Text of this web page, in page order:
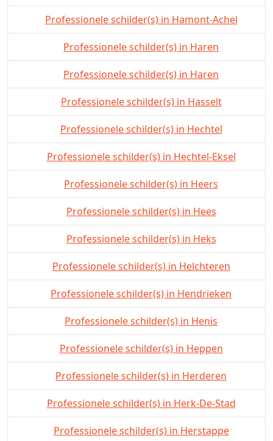
Professionele schilder(s) in Hamont-Achel
Professionele schilder(s) in Haren
Professionele schilder(s) in Haren
Professionele schilder(s) in Hasselt
Professionele schilder(s) in Hechtel
Professionele schilder(s) in Hechtel-Eksel
Professionele schilder(s) in Heers
Professionele schilder(s) in Hees
Professionele schilder(s) in Heks
Professionele schilder(s) in Helchteren
Professionele schilder(s) in Hendrieken
Professionele schilder(s) in Henis
Professionele schilder(s) in Heppen
Professionele schilder(s) in Herderen
Professionele schilder(s) in Herk-De-Stad
Professionele schilder(s) in Herstappe